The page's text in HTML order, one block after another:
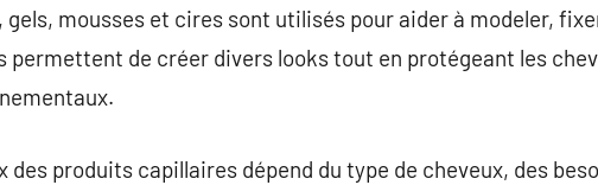
gels, mousses et cires sont utilisés pour aider à modeler,
permettent de créer divers looks tout en protégeant les
des produits capillaires dépend du type de cheveux, des